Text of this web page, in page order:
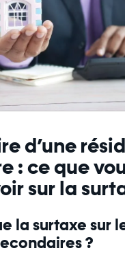
d’une
: ce que
sur la
la surtaxe sur
?